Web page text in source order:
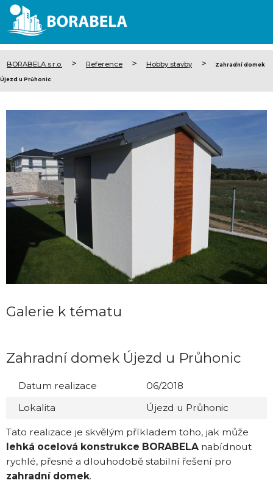
BORABELA s.r.o. > Reference > Hobby stavby > Zahradní domek
Újezd u Průhonic
Galerie k tématu
Zahradní domek Újezd u Průhonic
Datum realizace
06/2018
Lokalita
Újezd u Průhonic
Tato realizace je skvělým příkladem toho, jak může
lehká ocelová konstrukce BORABELA nabídnout
rychlé, přesné a dlouhodobě stabilní řešení pro
zahradní domek.